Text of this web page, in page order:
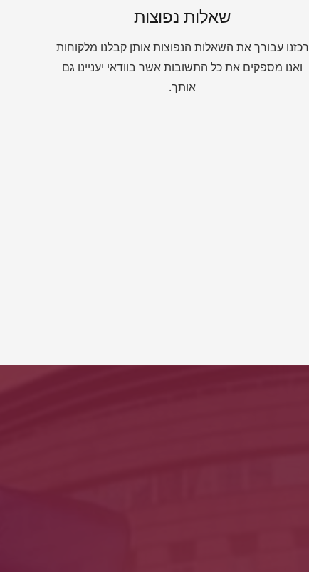
שאלות נפוצות
רכזנו עבורך את השאלות הנפוצות אותן קבלנו מלקוחות
ואנו מספקים את כל התשובות אשר בוודאי יעניינו גם
אותך.